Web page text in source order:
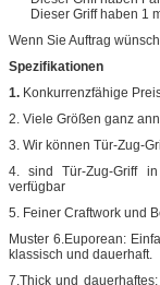
Dieser Griff haben 1
Wenn Sie Auftrag
Spezifikationen
1. Konkurrenzfähige
2. Viele Größen ganz
3. Wir können Tür-Zug-
4. sind Tür-Zug-Griff in
verfügbar
5. Feiner Craftwork und
Muster 6.Euporean:
klassisch und dauerhaft.
7.Thick und